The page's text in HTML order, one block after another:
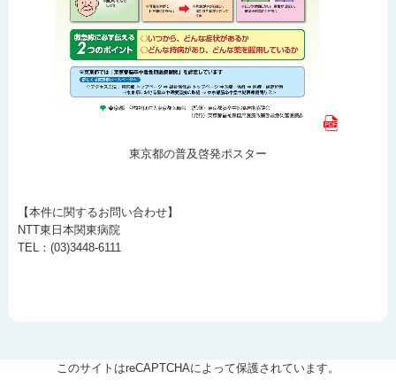
東京都の普及啓発ポスター
【本件に関するお問い合わせ】
NTT東日本関東病院
TEL：(03)3448-6111
このサイトはreCAPTCHAによって保護されています。